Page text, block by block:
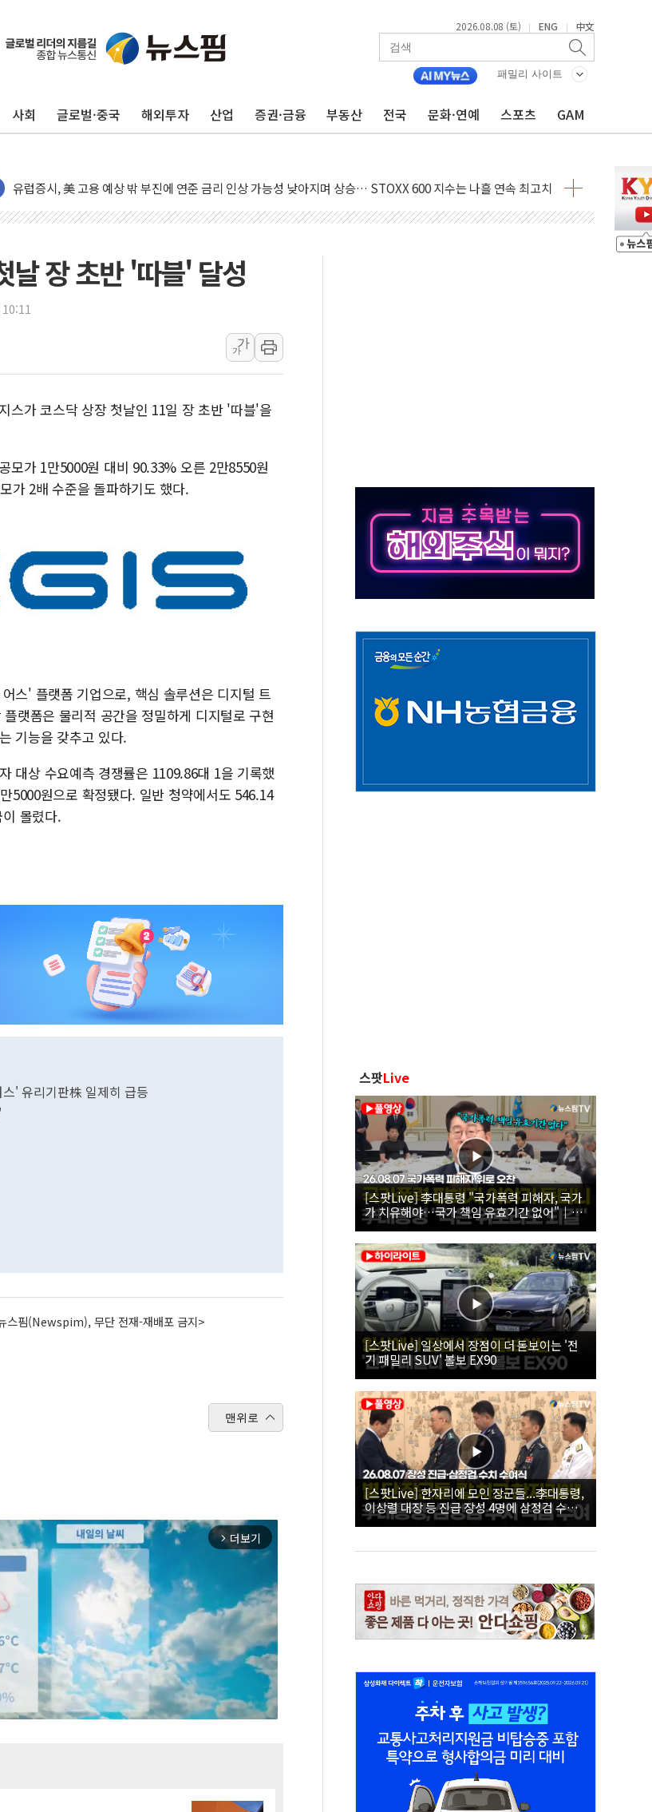
2026.08.08 (토) | ENG | 中文
패밀리 사이트
사회 글로벌·중국 해외투자 산업 증권·금융 부동산 전국 문화·연예 스포츠 GAM
뉴욕증시, 고용 쇼크에 금리 인상 우려 후퇴…S&P500 최고치
유럽증시, 美 고용 예상 밖 부진에 연준 금리 인상 가능성 낮아지며 상승… STOXX 600 지수는 나흘 연속 최고치
미 연준 매파 기세 꺾이나…고용 감소에 9월 동결 전망 우세
트럼프, 백신·자폐증 행정명령 검토…"이르면 다음 주"
美 항소법원, 백악관 무도회장 공사 중단 명령…트럼프 제동
이란 핵심 원유 수출항 '하르그섬', 최근 1주일 이상 '올스톱'… 美 해상봉쇄 영향
美 고용 쇼크에 엔화 장중 급등…시장은 "또 개입했나" 촉각
[AI MY 뉴스] 뉴욕 반도체주 프리뷰...美 고용 쇼크에 반도체주 '활짝'
뉴욕증시 프리뷰, 美 고용 쇼크에 금리 인상 우려 후퇴…나스닥 선물 1%대 상승
[종합] 美 7월 고용 2만3000명 감소 '쇼크'…9월 금리 인상 기대 후퇴
보훈부, 미 DPAA와 MOU… "6·25 미군 실종자 7359명 끝까지 찾겠다"
트럼프 "금리 내려야"…파월 때와 달리 워시엔 톤 낮춰
李 대통령, '6시간 마라톤 부동산 2차 회의' 주재… "전폭적 공급 확대·속도전 총력"
트럼프, 中 겨냥 폴리실리콘 관세 15% 부과…美 태양광주 급등
날 장 초반 '따블' 달성
가
가
스가 코스닥 상장 첫날인 11일 장 초반 '따블'을
모가 1만5000원 대비 90.33% 오른 2만8550원
가 2배 수준을 돌파하기도 했다.
스' 플랫폼 기업으로, 핵심 솔루션은 디지털 트
랫폼은 물리적 공간을 정밀하게 디지털로 구현
기능을 갖추고 있다.
대상 수요예측 경쟁률은 1109.86대 1을 기록했
5000원으로 확정됐다. 일반 청약에서도 546.14
몰렸다.
' 유리기판株 일제히 급등
스핌(Newspim), 무단 전재-재배포 금지>
맨위로
arrow_forward_ios 더보기
스팟Live
[스팟Live] 李대통령 "국가폭력 피해자, 국가
가 치유해야…국가 책임 유효기간 없어"｜
26.08.07 국가폭력 피해자 위로 오찬
[스팟Live] 일상에서 장점이 더 돋보이는 '전
기 패밀리 SUV' 볼보 EX90
[스팟Live] 한자리에 모인 장군들...李대통령,
이상렬 대장 등 진급 장성 4명에 삼정검 수치
직접 수여｜26.08.07 장성 진급·삼정검 수치